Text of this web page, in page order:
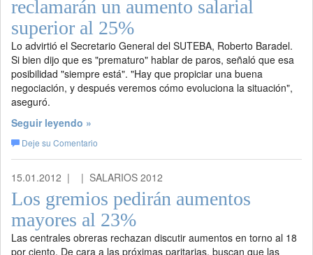
reclamarán un aumento salarial
superior al 25%
Lo advirtió el Secretario General del SUTEBA, Roberto Baradel.
Si bien dijo que es "prematuro" hablar de paros, señaló que esa
posibilidad "siempre está". "Hay que propiciar una buena
negociación, y después veremos cómo evoluciona la situación",
aseguró.
Seguir leyendo »
Deje su Comentario
15.01.2012 | | SALARIOS 2012
Los gremios pedirán aumentos
mayores al 23%
Las centrales obreras rechazan discutir aumentos en torno al 18
por ciento. De cara a las próximas paritarias, buscan que las